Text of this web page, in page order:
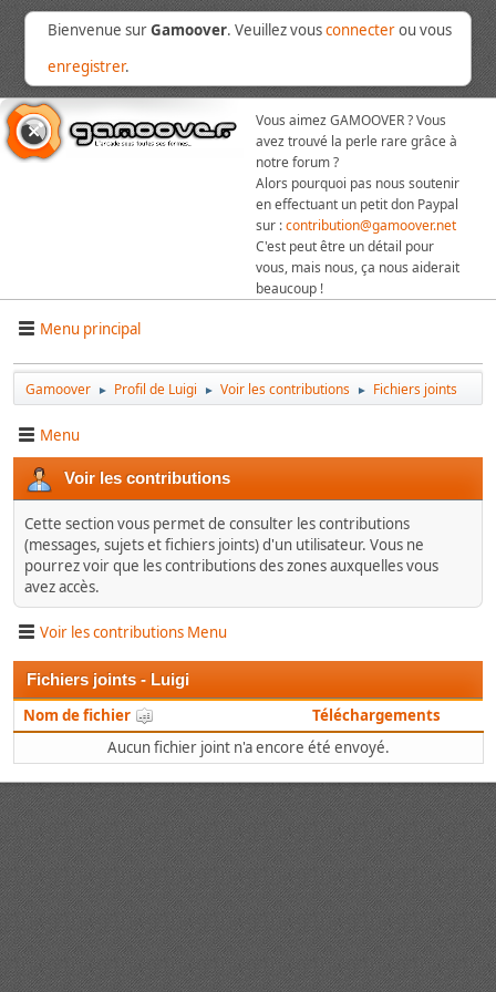
Bienvenue surGamoover. Veuillez vousconnecterou vous
enregistrer.
Vous aimez GAMOOVER ? Vous
avez trouvé la perle rare grâce à
notre forum ?
Alors pourquoi pas nous soutenir
en effectuant un petit don Paypal
sur :contribution@gamoover.net
C'est peut être un détail pour
vous, mais nous, ça nous aiderait
beaucoup !
Menu principal
Gamoover ► Profil de Luigi ► Voir les contributions ► Fichiers joints
Menu
Voir les contributions
Cette section vous permet de consulter les contributions
(messages, sujets et fichiers joints) d'un utilisateur. Vous ne
pourrez voir que les contributions des zones auxquelles vous
avez accès.
Voir les contributions Menu
Fichiers joints - Luigi
Nom de fichier
Téléchargements
Aucun fichier joint n'a encore été envoyé.